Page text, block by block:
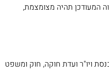
המעודכן תהיה מצומצמת,
היה בשנת 1992 חבר כנסת ויו"ר ועדת חוקה, חוק ומשפט